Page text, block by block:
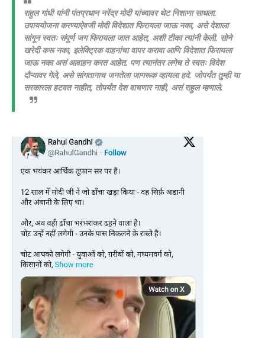
राहुल गांधी यांनी पंतप्रधान नरेंद्र मोदी यांच्यावर थेट निशाणा साधला.
उपाययोजना करण्याऐवजी मोदी विदेशात फिरायला जाऊ नका, असे देशाला
सांगून स्वतः संपूर्ण जग फिरायला जात आहेत, अशी टीका त्यांनी केली. सोने
खरेदी करू नका, इलेक्ट्रिक वाहनांचा वापर करावा आणि विदेशात फिरायला
जाऊ नका असं आवाहन करत आहेत. पण त्यानंतर लगेच ते स्वतः विदेश
दौऱ्यावर गेले, असे सांगतानाच जनतेला जागरूक व्हायला हवे. जोपर्यंत तुम्ही या
सरकारला हटवत नाहीत, तोपर्यंत देश वाचणार नाही, असं राहुल म्हणाले.